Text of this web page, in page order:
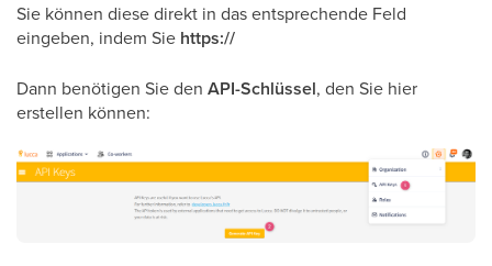
Sie können diese direkt in das entsprechende Feld
eingeben, indem Sie https://
Dann benötigen Sie den API-Schlüssel, den Sie hier
erstellen können: